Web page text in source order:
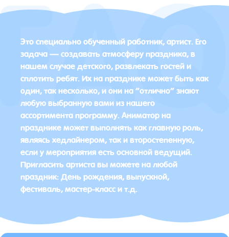
Это специально обученный работник, артист. Его
задача — создавать атмосферу праздника, в
нашем случае детского, развлекать гостей и
сплотить ребят. Их на празднике может быть как
один, так несколько, и они на “отлично” знают
любую выбранную вами из нашего
ассортимента программу. Аниматор на
празднике может выполнять как главную роль,
являясь хедлайнером, так и второстепенную,
если у мероприятия есть основной ведущий.
Пригласить артиста вы можете на любой
праздник: День рождения, выпускной,
фестиваль, мастер-класс и т.д.